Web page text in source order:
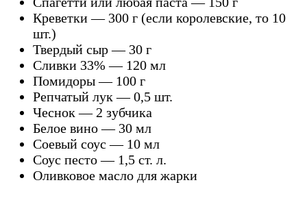
Креветки — 300 г (если королевские, то 10
шт.)
Твердый сыр — 30 г
Сливки 33% — 120 мл
Помидоры — 100 г
Репчатый лук — 0,5 шт.
Чеснок — 2 зубчика
Белое вино — 30 мл
Соевый соус — 10 мл
Соус песто — 1,5 ст. л.
Оливковое масло для жарки